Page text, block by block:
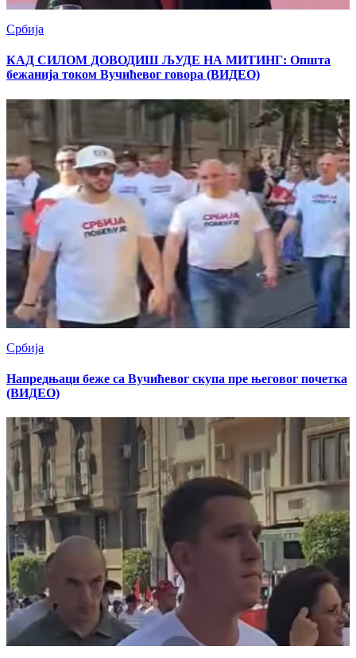
Србија
КАД СИЛОМ ДОВОДИШ ЉУДЕ НА МИТИНГ: Општа
бежанија током Вучићевог говора (ВИДЕО)
Србија
Напредњаци беже са Вучићевог скупа пре његовог почетка
(ВИДЕО)